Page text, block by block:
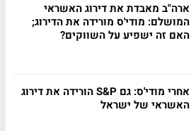
ארה"ב מאבדת את דירוג האשראי
המושלם: מודי'ס מורידה את הדירוג;
האם זה ישפיע על השווקים?
אחרי מודי'ס: גם S&P הורידה את דירוג
האשראי של ישראל